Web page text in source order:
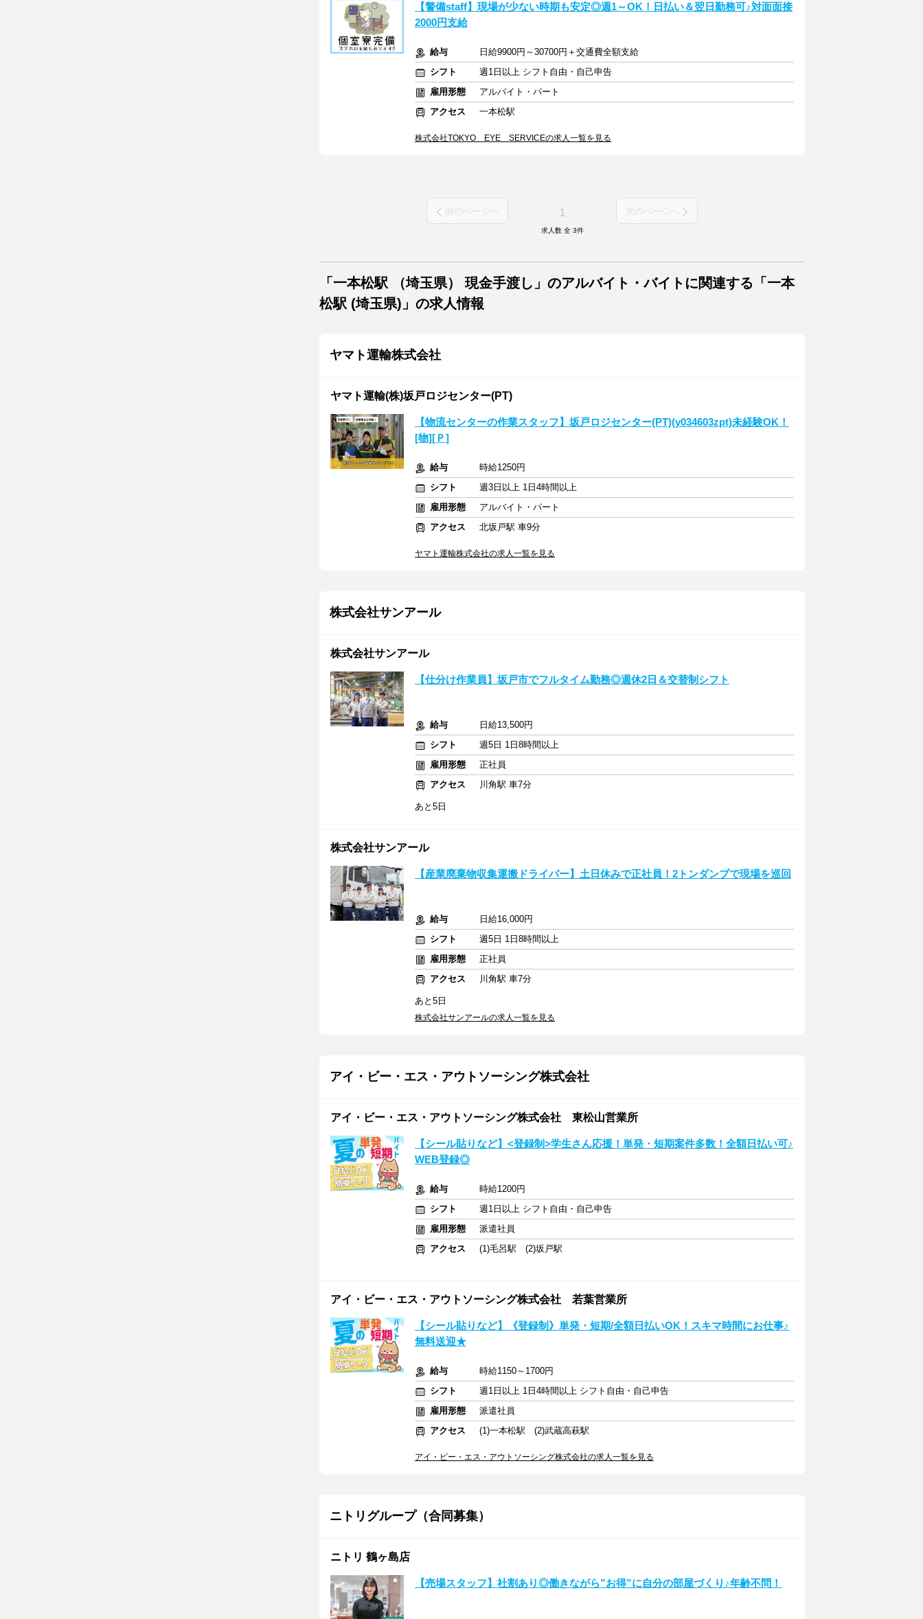
【警備staff】現場が少ない時期も安定◎週1～OK！日払い＆翌日勤務可♪対面面接
2000円支給
給与
日給9900円～30700円＋交通費全額支給
シフト
週1日以上 シフト自由・自己申告
雇用形態
アルバイト・パート
アクセス
一本松駅
株式会社TOKYO EYE SERVICEの求人一覧を見る
前のページへ 1 次のページへ
求人数 全 3件
「一本松駅 （埼玉県） 現金手渡し」のアルバイト・バイトに関連する「一本
松駅 (埼玉県)」の求人情報
ヤマト運輸株式会社
ヤマト運輸(株)坂戸ロジセンター(PT)
【物流センターの作業スタッフ】坂戸ロジセンター(PT)(y034603zpt)未経験OK！
[物][Ｐ]
給与
時給1250円
シフト
週3日以上 1日4時間以上
雇用形態
アルバイト・パート
アクセス
北坂戸駅 車9分
ヤマト運輸株式会社の求人一覧を見る
株式会社サンアール
株式会社サンアール
【仕分け作業員】坂戸市でフルタイム勤務◎週休2日＆交替制シフト
給与
日給13,500円
シフト
週5日 1日8時間以上
雇用形態
正社員
アクセス
川角駅 車7分
あと5日
株式会社サンアール
【産業廃棄物収集運搬ドライバー】土日休みで正社員！2トンダンプで現場を巡回
給与
日給16,000円
シフト
週5日 1日8時間以上
雇用形態
正社員
アクセス
川角駅 車7分
あと5日
株式会社サンアールの求人一覧を見る
アイ・ビー・エス・アウトソーシング株式会社
アイ・ビー・エス・アウトソーシング株式会社 東松山営業所
【シール貼りなど】<登録制>学生さん応援！単発・短期案件多数！全額日払い可♪
WEB登録◎
給与
時給1200円
シフト
週1日以上 シフト自由・自己申告
雇用形態
派遣社員
アクセス
(1)毛呂駅 (2)坂戸駅
アイ・ビー・エス・アウトソーシング株式会社 若葉営業所
【シール貼りなど】《登録制》単発・短期/全額日払いOK！スキマ時間にお仕事♪
無料送迎★
給与
時給1150～1700円
シフト
週1日以上 1日4時間以上 シフト自由・自己申告
雇用形態
派遣社員
アクセス
(1)一本松駅 (2)武蔵高萩駅
アイ・ビー・エス・アウトソーシング株式会社の求人一覧を見る
ニトリグループ（合同募集）
ニトリ 鶴ヶ島店
【売場スタッフ】社割あり◎働きながら”お得”に自分の部屋づくり♪年齢不問！